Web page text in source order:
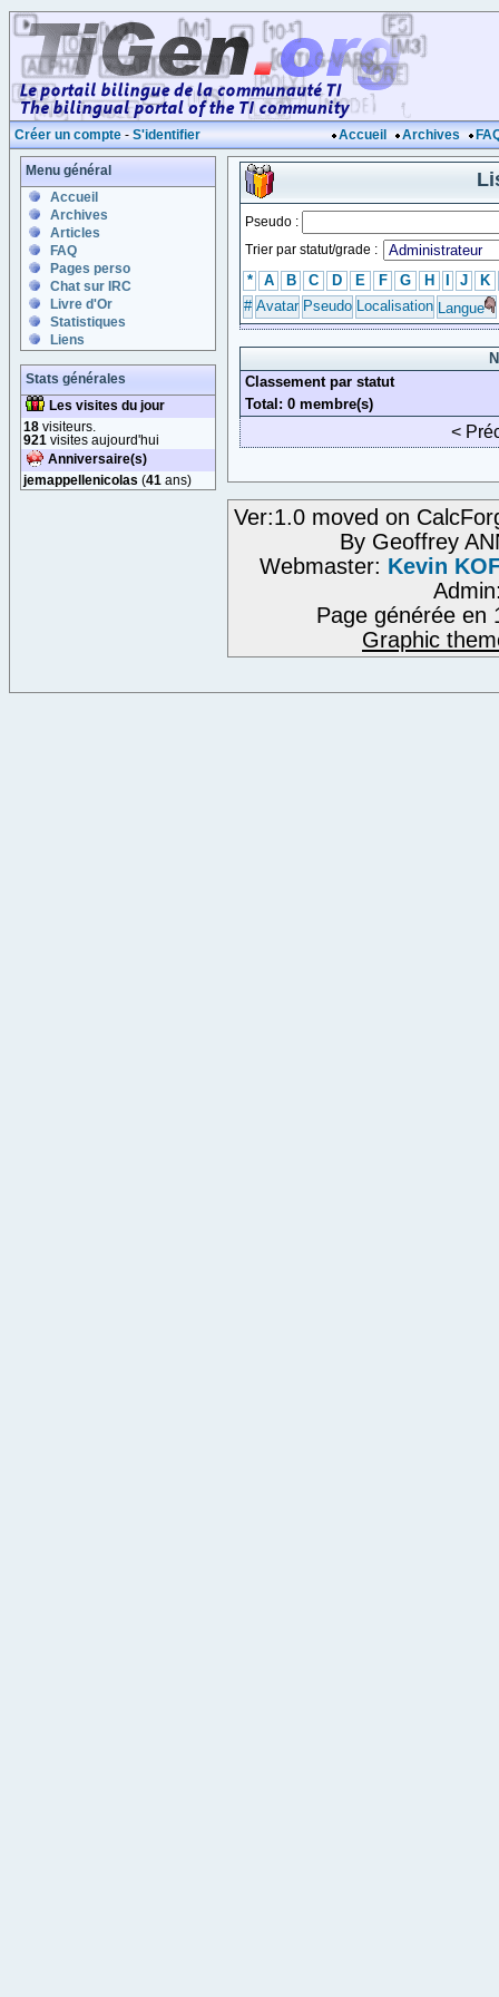
Créer un compte - S'identifier Accueil Archives
Menu général
Accueil
Archives
Articles
FAQ
Pages perso
Chat sur IRC
Livre d'Or
Statistiques
Liens
Stats générales
Les visites du jour
18 visiteurs.
921 visites aujourd'hui
Anniversaire(s)
jemappellenicolas (41 ans)
Pseudo :
Trier par statut/grade :
* A B C D E F G H J
K
# Avatar Pseudo Localisation Langue
Classement par statut
Total: 0 membre(s)
<
Ver:1.0 moved on
By Geoffrey
Webmaster: Kevin
Page générée en
Graphic